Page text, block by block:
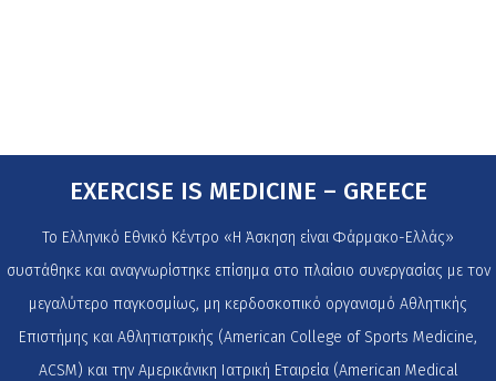
EXERCISE IS MEDICINE – GREECE
Το Ελληνικό Εθνικό Κέντρο «Η Άσκηση είναι Φάρμακο-Ελλάς»
συστάθηκε και αναγνωρίστηκε επίσημα στο πλαίσιο συνεργασίας με τον
μεγαλύτερο παγκοσμίως, μη κερδοσκοπικό οργανισμό Αθλητικής
Επιστήμης και Αθλητιατρικής (American College of Sports Medicine,
ACSM) και την Αμερικάνικη Ιατρική Εταιρεία (American Medical